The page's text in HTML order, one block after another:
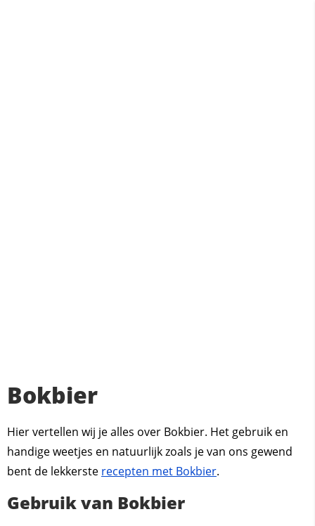
Bokbier
Hier vertellen wij je alles over Bokbier. Het gebruik en
handige weetjes en natuurlijk zoals je van ons gewend
bent de lekkerste recepten met Bokbier.
Gebruik van Bokbier